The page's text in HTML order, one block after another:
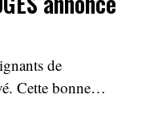
de
Cette bonne…